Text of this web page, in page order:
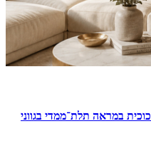
במראה תלת־ממדי בגווני